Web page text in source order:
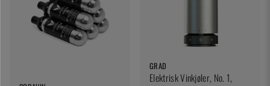
GRAD
Elektrisk Vinkjøler, No. 1,